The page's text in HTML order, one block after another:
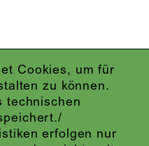
Cookies, um für
zu können.
technischen
erfolgen nur